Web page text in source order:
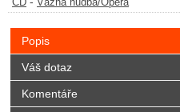
Popis
Váš dotaz
Komentáře